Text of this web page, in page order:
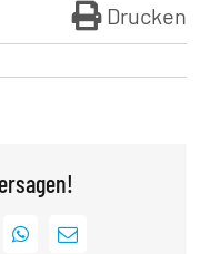
Drucken
WhatsApp
E-